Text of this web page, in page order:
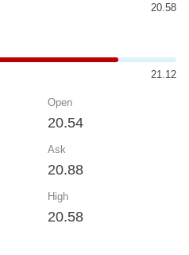
20.58
21.12
Open
20.54
Ask
20.88
High
20.58